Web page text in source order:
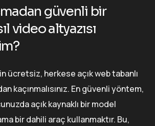
güvenli bir
video altyazısı
ücretsiz, herkese açık web tabanlı
kaçınmalısınız. En güvenli yöntem,
açık kaynaklı bir model
bir dahili araç kullanmaktır. Bu,